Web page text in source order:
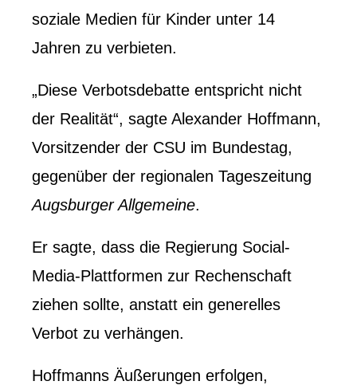
soziale Medien für Kinder unter 14
Jahren zu verbieten.
„Diese Verbotsdebatte entspricht nicht
der Realität“, sagte Alexander Hoffmann,
Vorsitzender der CSU im Bundestag,
gegenüber der regionalen Tageszeitung
Augsburger Allgemeine.
Er sagte, dass die Regierung Social-
Media-Plattformen zur Rechenschaft
ziehen sollte, anstatt ein generelles
Verbot zu verhängen.
Hoffmanns Äußerungen erfolgen,